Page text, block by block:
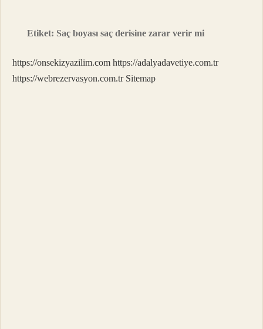
Etiket: Saç boyası saç derisine zarar verir mi
https://onsekizyazilim.com https://adalyadavetiye.com.tr
https://webrezervasyon.com.tr Sitemap